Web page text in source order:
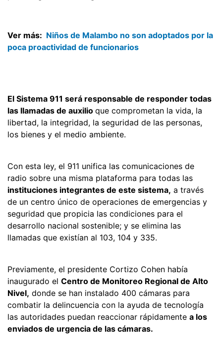
Ver más: Niños de Malambo no son adoptados por la
poca proactividad de funcionarios
El Sistema 911 será responsable de responder todas
las llamadas de auxilio que comprometan la vida, la
libertad, la integridad, la seguridad de las personas,
los bienes y el medio ambiente.
Con esta ley, el 911 unifica las comunicaciones de
radio sobre una misma plataforma para todas las
instituciones integrantes de este sistema, a través
de un centro único de operaciones de emergencias y
seguridad que propicia las condiciones para el
desarrollo nacional sostenible; y se elimina las
llamadas que existían al 103, 104 y 335.
Previamente, el presidente Cortizo Cohen había
inaugurado el Centro de Monitoreo Regional de Alto
Nivel, donde se han instalado 400 cámaras para
combatir la delincuencia con la ayuda de tecnología
las autoridades puedan reaccionar rápidamente a los
enviados de urgencia de las cámaras.